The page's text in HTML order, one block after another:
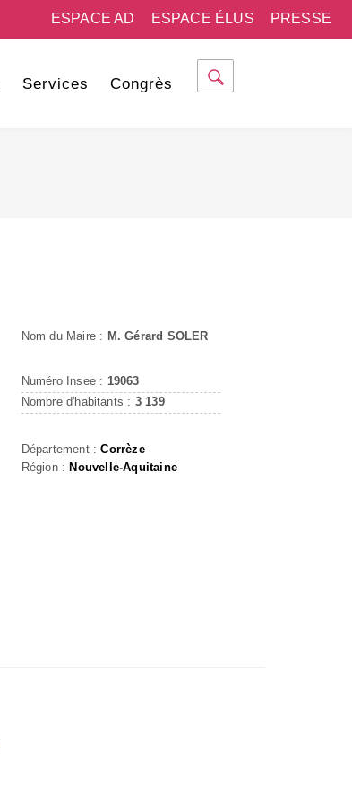
PRESSE
ESPACE ÉLUS
ESPACE AD
Services Congrès
Nom du Maire : M. Gérard SOLER
Numéro Insee : 19063
Nombre d'habitants : 3 139
Département :Corrèze
Région : Nouvelle-Aquitaine